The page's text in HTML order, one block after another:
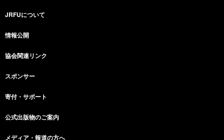
JRFUについて
情報公開
協会関連リンク
スポンサー
寄付・サポート
公式出版物のご案内
メディア・報道の方へ